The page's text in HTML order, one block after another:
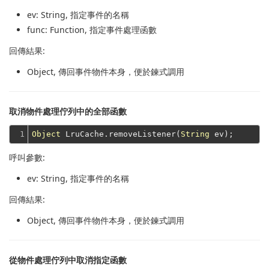
ev: String, 指定事件的名稱
func: Function, 指定事件處理函數
回傳結果:
Object, 傳回事件物件本身，便於鍊式調用
取消物件處理佇列中的全部函數
1 Object LruCache.removeListener( String
呼叫參數:
ev: String, 指定事件的名稱
回傳結果:
Object, 傳回事件物件本身，便於鍊式調用
從物件處理佇列中取消指定函數